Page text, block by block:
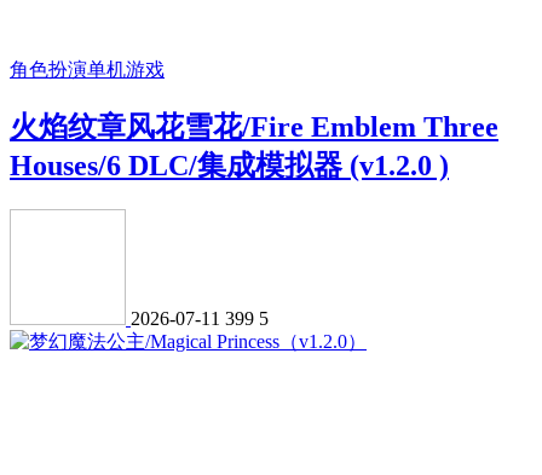
角色扮演单机游戏
火焰纹章风花雪花/Fire Emblem Three
Houses/6 DLC/集成模拟器 (v1.2.0 )
2026-07-11 399 5